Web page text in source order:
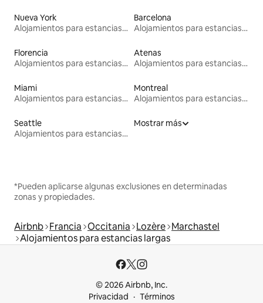
Nueva York
Alojamientos para estancias largas
Barcelona
Alojamientos para estancias largas
Florencia
Alojamientos para estancias largas
Atenas
Alojamientos para estancias largas
Miami
Alojamientos para estancias largas
Montreal
Alojamientos para estancias largas
Seattle
Alojamientos para estancias largas
Mostrar más
*Pueden aplicarse algunas exclusiones en determinadas
zonas y propiedades.
Airbnb Francia Occitania Lozère Marchastel
Alojamientos para estancias largas
© 2026 Airbnb, Inc.
Privacidad
Términos